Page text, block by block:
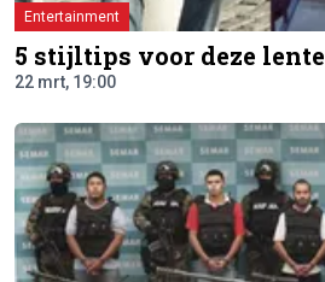
Entertainment
5 stijltips voor deze lente
22 mrt, 19:00